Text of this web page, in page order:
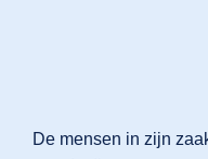
De mensen in zijn